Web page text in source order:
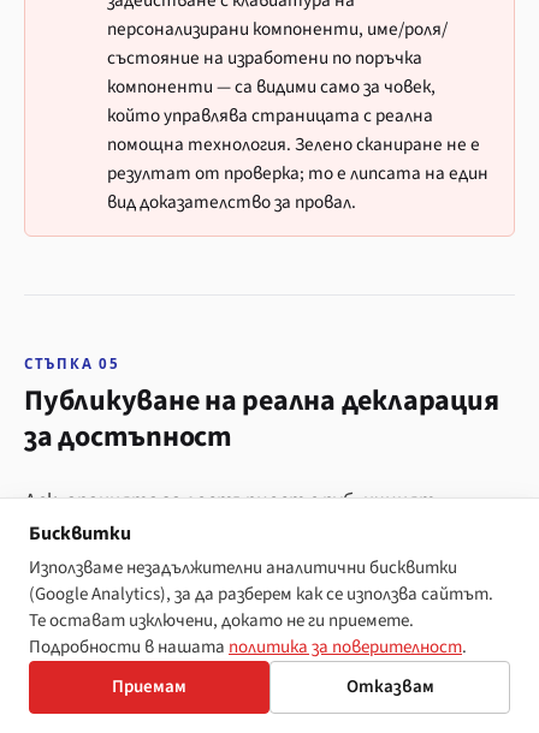
персонализирани компоненти, име/роля/
състояние на изработени по поръчка
компоненти — са видими само за човек,
който управлява страницата с реална
помощна технология. Зелено сканиране не е
резултат от проверка; то е липсата на един
вид доказателство за провал.
СТЪПКА 05
Публикуване на реална декларация
за достъпност
Декларацията за достъпност е публичният
артефакт, който казва на ясен език какво
съответствие декларира вашият сайт, кои части
все още не са съответстващи, как потребител
може да се свърже с вас относно проблем и кога за
последно сте прегледали всичко изброено. По
Европейския акт за достъпност
тя е законово
Бисквитки
Използваме незадължителни аналитични бисквитки
(Google Analytics), за да разберем как се използва сайтът.
Те остават изключени, докато не ги приемете.
Подробности в нашата политика за поверителност.
Приемам
Отказвам